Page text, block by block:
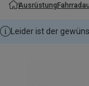
Ausrüstung
Leider ist der